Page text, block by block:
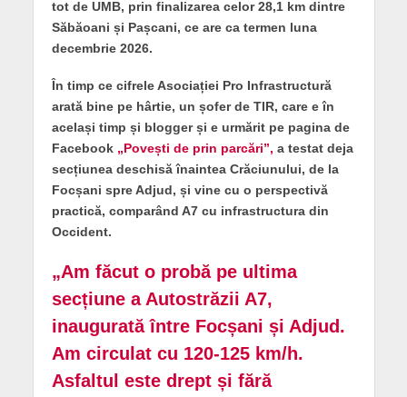
tot de UMB, prin finalizarea celor 28,1 km dintre
Săbăoani și Pașcani, ce are ca termen luna
decembrie 2026.
În timp ce cifrele Asociației Pro Infrastructură
arată bine pe hârtie, un șofer de TIR, care e în
același timp și blogger și e urmărit pe pagina de
Facebook „Povești de prin parcări”, a testat deja
secțiunea deschisă înaintea Crăciunului, de la
Focșani spre Adjud, și vine cu o perspectivă
practică, comparând A7 cu infrastructura din
Occident.
„Am făcut o probă pe ultima
secțiune a Autostrăzii A7,
inaugurată între Focșani și Adjud.
Am circulat cu 120-125 km/h.
Asfaltul este drept și fără